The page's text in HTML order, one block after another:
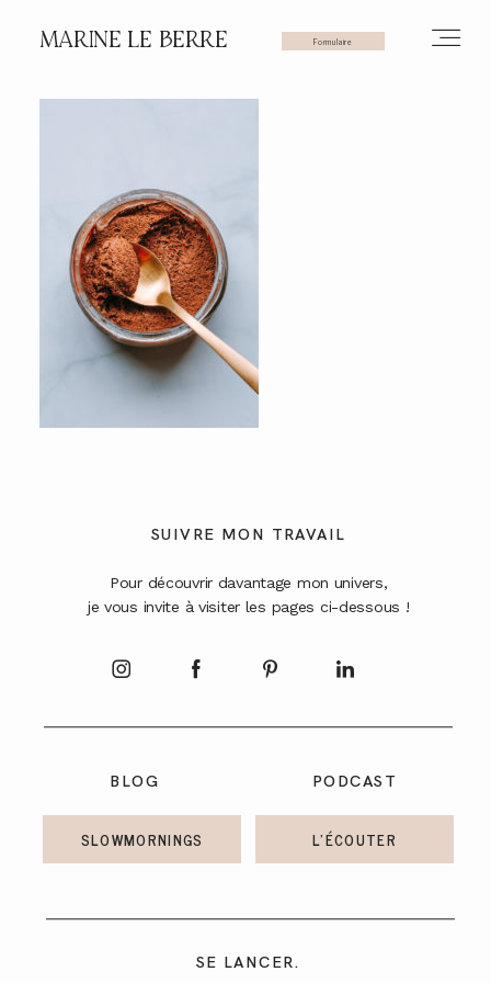
MARINE LE BERRE Formulaire
BLOG
SE LANCER.
SUIVRE MON TRAVAIL
SLOWMORNINGS
Pour découvrir davantage mon univers,
je vous invite à visiter les pages ci-dessous !
PODCAST
L'ÉCOUTER
PHOTOS
VIDÉOS
CONTACT